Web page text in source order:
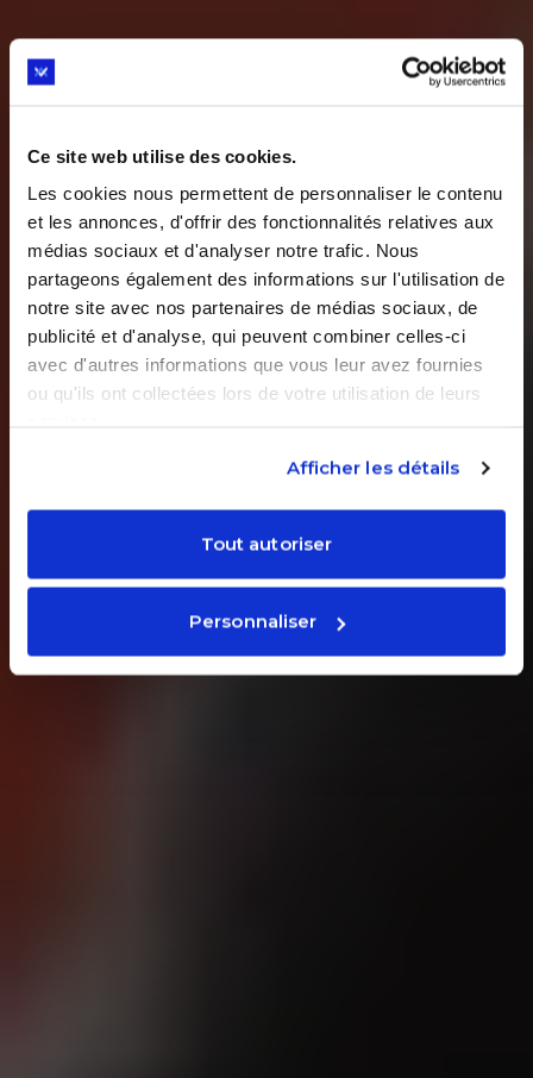
Ce site web utilise des cookies.
Les cookies nous permettent de personnaliser le contenu
et les annonces, d'offrir des fonctionnalités relatives aux
médias sociaux et d'analyser notre trafic. Nous
partageons également des informations sur l'utilisation de
notre site avec nos partenaires de médias sociaux, de
publicité et d'analyse, qui peuvent combiner celles-ci
avec d'autres informations que vous leur avez fournies
ou qu'ils ont collectées lors de votre utilisation de leurs
Afficher les détails
Tout autoriser
Personnaliser